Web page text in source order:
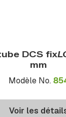
DCS fix
mm
Modèle No.
Voir les